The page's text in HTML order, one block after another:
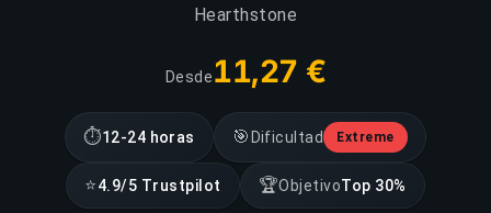
Hearthstone
Desde11,27 €
⏱12-24 horas 🎯 Dificultad Extreme
⭐4.9/5 Trustpilot 🏆ObjetivoTop 30%